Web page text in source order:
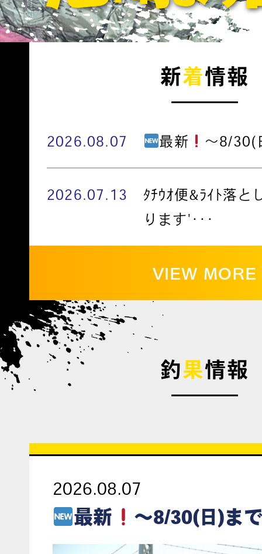
新着情報
2026.08.07 最新 ～8/30(
2026.07.13
ﾀﾁｳｵ便&ﾗｲﾄ落と
ります'･･･
VIEW MORE
釣果情報
2026.08.07
最新 ～8/30(日)ま